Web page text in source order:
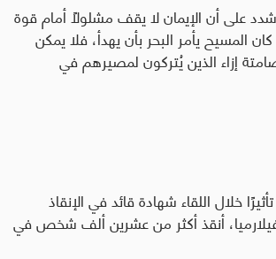
على أن الإيمان لا يقف مشلولاً أمام قوة
المسيح يأمر البحر بأن يهدأ، فلا يمكن
إزاء الذين يُتركون لمصيرهم في
خلال اللقاء شهادة قائد في الإنقاذ
أنقذ أكثر من عشرين ألف شخص في